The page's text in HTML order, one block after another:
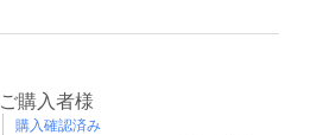
ご購入者様
購入確認済み